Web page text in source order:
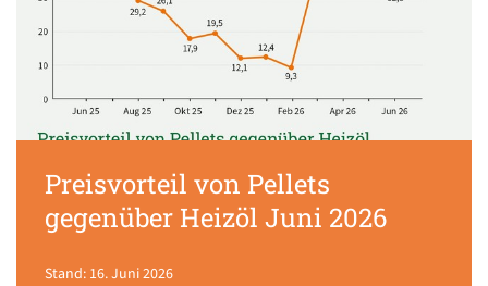
Preisvorteil von Pellets
gegenüber Heizöl Juni 2026
Stand: 16. Juni 2026